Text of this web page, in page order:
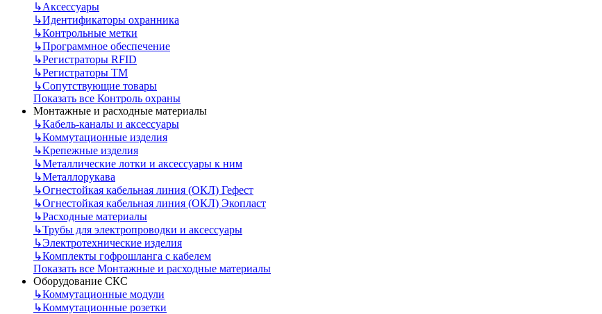
↳Аксессуары
↳Идентификаторы охранника
↳Контрольные метки
↳Программное обеспечение
↳Регистраторы RFID
↳Регистраторы ТМ
↳Сопутствующие товары
Показать все Контроль охраны
Монтажные и расходные материалы
↳Кабель-каналы и аксессуары
↳Коммутационные изделия
↳Крепежные изделия
↳Металлические лотки и аксессуары к ним
↳Металлорукава
↳Огнестойкая кабельная линия (ОКЛ) Гефест
↳Огнестойкая кабельная линия (ОКЛ) Экопласт
↳Расходные материалы
↳Трубы для электропроводки и аксессуары
↳Электротехнические изделия
↳Комплекты гофрошланга с кабелем
Показать все Монтажные и расходные материалы
Оборудование СКС
↳Коммутационные модули
↳Коммутационные розетки